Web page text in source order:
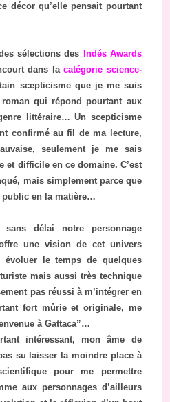
décor qu’elle pensait pourtant
sélections des
Indés Awards
dans lacatégorie science-
scepticisme que je me suis
qui répond pourtant aux
littéraire… Un scepticisme
confirmé au fil de ma lecture,
seulement je me sais
et difficile en ce domaine. C’est
mais simplement parce que
public en la matière…
sans délai notre personnage
une vision de cet univers
le temps de quelques
mais aussi très technique
pas réussi à m’intégrer en
fort mûrie et originale, me
à Gattaca”…
intéressant, mon âme de
su laisser la moindre place à
pour me permettre
aux personnages d’ailleurs